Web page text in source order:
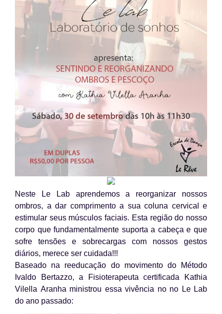
Neste Le Lab aprendemos a reorganizar nossos
ombros, a dar comprimento a sua coluna cervical e
estimular seus músculos faciais. Esta região do nosso
corpo que fundamentalmente suporta a cabeça e que
sofre tensões e sobrecargas com nossos gestos
diários, merece ser cuidada!!!
Baseado na reeducação do movimento do Método
Ivaldo Bertazzo, a Fisioterapeuta certificada Kathia
Vilella Aranha ministrou essa vivência no no Le Lab
do ano passado: